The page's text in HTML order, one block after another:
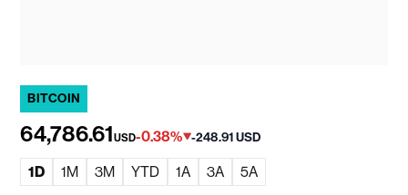
BITCOIN
64,786.61USD-0.38% -248.91 USD
1D 1M 3M YTD 1A 3A 5A